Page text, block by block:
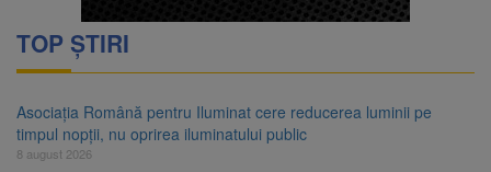
TOP ȘTIRI
Asociația Română pentru Iluminat cere reducerea luminii pe
timpul nopții, nu oprirea iluminatului public
8 august 2026